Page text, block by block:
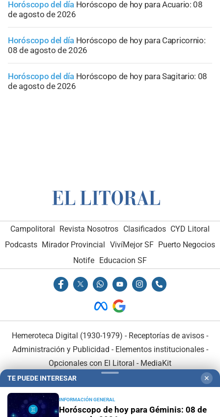
Horóscopo del día Horóscopo de hoy para Acuario: 08
de agosto de 2026
Horóscopo del día Horóscopo de hoy para Capricornio:
08 de agosto de 2026
Horóscopo del día Horóscopo de hoy para Sagitario: 08
de agosto de 2026
Campolitoral Revista Nosotros Clasificados CYD Litoral
Podcasts Mirador Provincial VivíMejor SF Puerto Negocios
Notife Educacion SF
Hemeroteca Digital (1930-1979) - Receptorías de avisos -
Administración y Publicidad - Elementos institucionales-
Opcionales con El Litoral - MediaKit
TE PUEDE INTERESAR ✕
INFORMACIÓN GENERAL
Horóscopo de hoy para Géminis: 08 de